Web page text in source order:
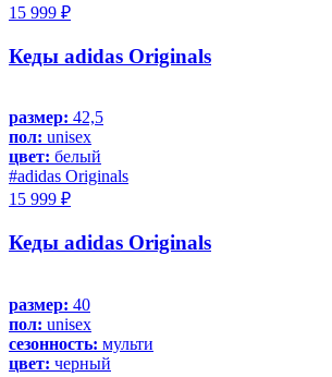
15 999 ₽
Кеды adidas Originals
размер: 42,5
пол: unisex
цвет: белый
#adidas Originals
15 999 ₽
Кеды adidas Originals
размер: 40
пол: unisex
сезонность: мульти
цвет: черный